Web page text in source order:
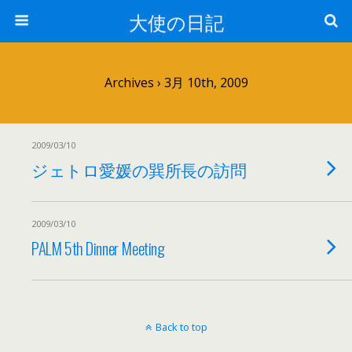
大使の日記
Archives › 3月 10th, 2009
2009/03/10
ジェトロ愛媛の巽所長の訪問
2009/03/10
PALM 5th Dinner Meeting
Back to top